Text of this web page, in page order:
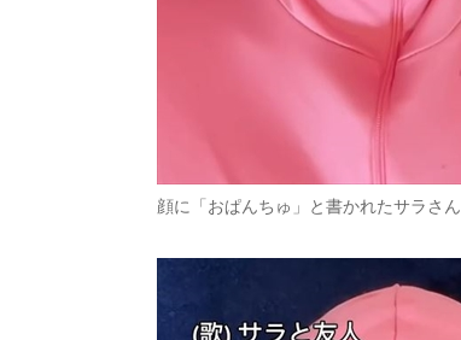
顔に「おぱんちゅ」と書かれたサラさん